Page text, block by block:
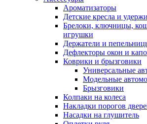
Ароматизаторы
Детские кресла и
Брелоки, ключницы,
игрушки
Держатели и
Дефлекторы окон и
Коврики и брызговики
Универсальные
Модельные
Брызговики
Колпаки на колеса
Накладки порогов
Насадки на глушитель